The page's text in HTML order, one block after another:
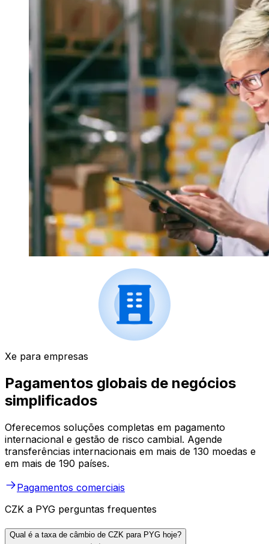
Xe para empresas
Pagamentos globais de negócios
simplificados
Oferecemos soluções completas em pagamento
internacional e gestão de risco cambial. Agende
transferências internacionais em mais de 130 moedas e
em mais de 190 países.
Pagamentos comerciais
CZK a PYG perguntas frequentes
Qual é a taxa de câmbio de CZK para PYG hoje?